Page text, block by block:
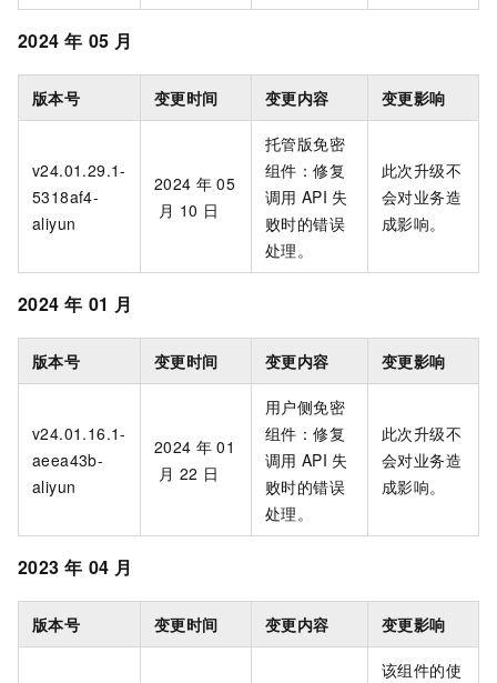
2024 年 05 月
版本号 变更时间 变更内容 变更影响
v24.01.29.1-
5318af4-
aliyun
2024 年 05
月 10 日
托管版免密
组件：修复
调用 API 失
败时的错误
处理。
此次升级不
会对业务造
成影响。
2024 年 01 月
版本号 变更时间 变更内容 变更影响
v24.01.16.1-
aeea43b-
aliyun
2024 年 01
月 22 日
用户侧免密
组件：修复
调用 API 失
败时的错误
处理。
此次升级不
会对业务造
成影响。
2023 年 04 月
版本号 变更时间 变更内容 变更影响
该组件的使